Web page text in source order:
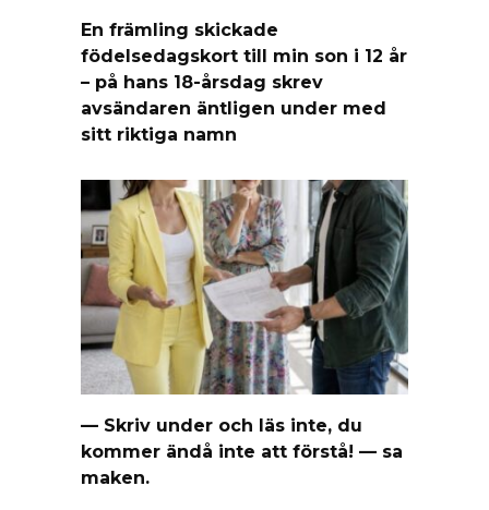
En främling skickade
födelsedagskort till min son i 12 år
– på hans 18-årsdag skrev
avsändaren äntligen under med
sitt riktiga namn
— Skriv under och läs inte, du
kommer ändå inte att förstå! — sa
maken.